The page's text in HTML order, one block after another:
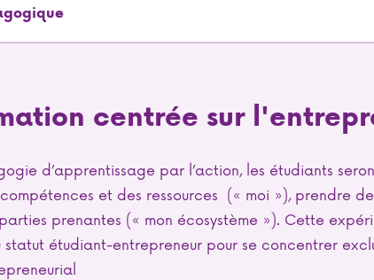
centrée sur
d’apprentissage par l’action, les étudiants
et des ressources (« moi »), prendre
prenantes (« mon écosystème »). Cette
statut étudiant-entrepreneur pour se concentrer